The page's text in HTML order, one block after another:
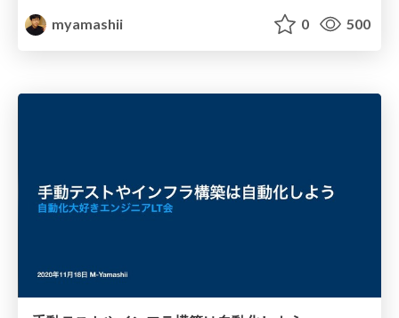
myamashii
0 500